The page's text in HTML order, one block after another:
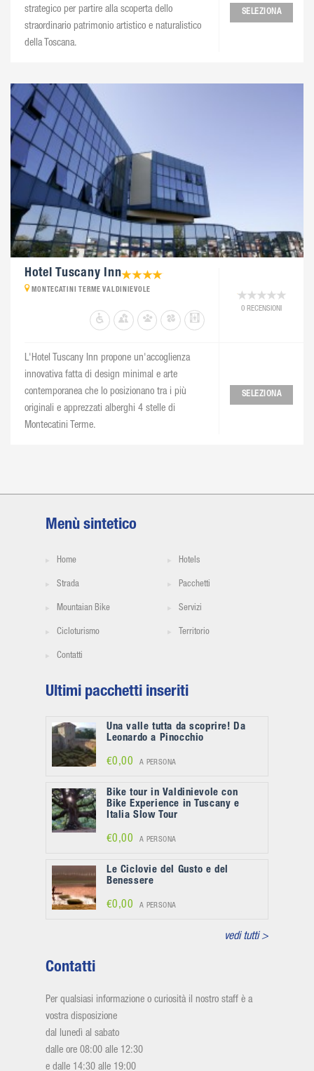
strategico per partire alla scoperta dello
straordinario patrimonio artistico e naturalistico
della Toscana.
SELEZIONA
Hotel Tuscany Inn
MONTECATINI TERME VALDINIEVOLE
0 RECENSIONI
L'Hotel Tuscany Inn propone un'accoglienza
innovativa fatta di design minimal e arte
contemporanea che lo posizionano tra i più
originali e apprezzati alberghi 4 stelle di
Montecatini Terme.
SELEZIONA
Menù sintetico
Home Hotels
Strada Pacchetti
Mountaian Bike Servizi
Cicloturismo Territorio
Contatti
Ultimi pacchetti inseriti
Una valle tutta da scoprire! Da
Leonardo a Pinocchio
€0,00 A PERSONA
Bike tour in Valdinievole con
Bike Experience in Tuscany e
Italia Slow Tour
€0,00 A PERSONA
Le Ciclovie del Gusto e del
Benessere
€0,00 A PERSONA
vedi tutti >
Contatti
Per qualsiasi informazione o curiosità il nostro staff è a
vostra disposizione
dal lunedì al sabato
dalle ore 08:00 alle 12:30
e dalle 14:30 alle 19:00